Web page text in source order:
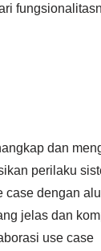
dan
perilaku
case dengan
jelas dan
use case